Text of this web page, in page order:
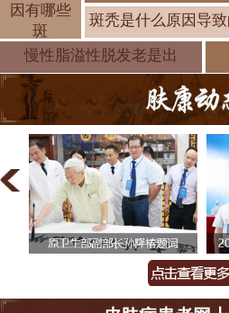
因有哪些
斑
斑秃是什么原因导
慢性脂溢性脱发老是出